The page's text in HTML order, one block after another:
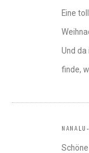
Eine
Und da
finde,